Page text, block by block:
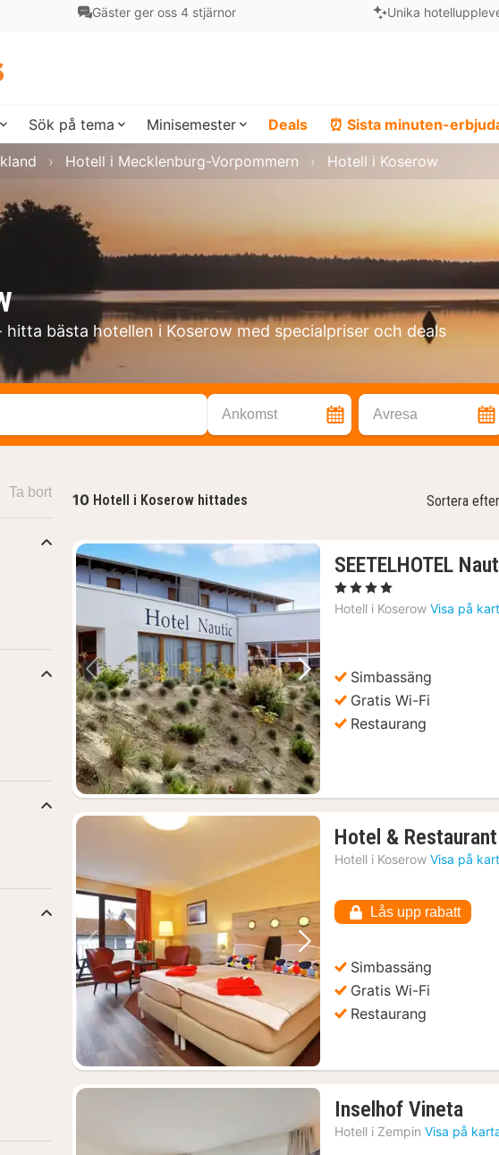
Gäster ger oss 4 stjärnor Unika
Sök på tema Minisemester Deals ⏰ Sista minuten-
bästa hotellen i Koserow med specialpriser och deals
Hotell i Mecklenburg-Vorpommern Hotell i Koserow
stad Ankomst Avresa
10 Hotell i Koserow hittades Sortera efter
Föregående bild Nästa bild
SEETELHOTEL
, 4 Stjärnor
Hotell i Koserow Visa på
Simbassäng
Gratis Wi-Fi
Restaurang
Föregående bild Nästa bild
Hotel &
Hotell i Koserow Visa på
Lås upp rabatt
Simbassäng
Gratis Wi-Fi
Restaurang
Inselhof Vineta
natt
Hotell i Zempin Visa på
Ta bort